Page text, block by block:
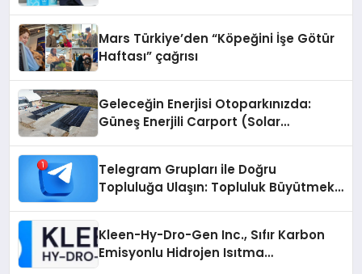
Mars Türkiye’den “Köpeğini İşe Götür
Haftası” çağrısı
Geleceğin Enerjisi Otoparkınızda:
Güneş Enerjili Carport (Solar
Telegram Grupları ile Doğru
Topluluğa Ulaşın: Topluluk Büyütmek
Kleen-Hy-Dro-Gen Inc., Sıfır Karbon
Emisyonlu Hidrojen Isıtma